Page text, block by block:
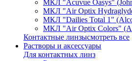
МКЛ "Acuvue Oasys"
МКЛ "Air Optix
МКЛ "Dailies Total 1"
МКЛ "Air Optix Colors"
Контактные линзысмотреть все
Растворы и аксессуары
Для контактных линз